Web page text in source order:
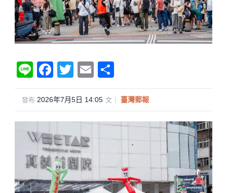
Li
n
e
F
a
c
e
b
o
o
k
T
wi
tt
er
E
m
ail
享
發布 2026年7月5日 14:05·文｜ 臺灣郵報